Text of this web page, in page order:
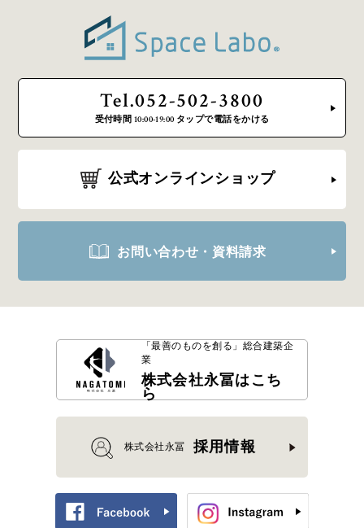
Tel.052-502-3800
受付時間 10:00-19:00 タップで電話をかける
公式オンラインショップ
お問い合わせ・資料請求
「最善のものを創る」 総合建築企
業
株式会社永冨はこち
ら
株式会社永冨 採用情報